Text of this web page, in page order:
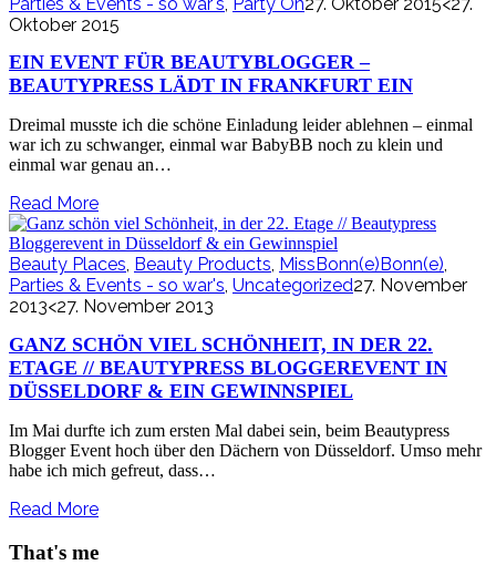
Oktober 2015
EIN EVENT FÜR BEAUTYBLOGGER –
BEAUTYPRESS LÄDT IN FRANKFURT EIN
Dreimal musste ich die schöne Einladung leider ablehnen – einmal
war ich zu schwanger, einmal war BabyBB noch zu klein und
einmal war genau an…
Read More
Beauty Places, Beauty Products, MissBonn(e)Bonn(e),
Parties & Events - so war's, Uncategorized27. November
2013<27. November 2013
GANZ SCHÖN VIEL SCHÖNHEIT, IN DER 22.
ETAGE // BEAUTYPRESS BLOGGEREVENT IN
DÜSSELDORF & EIN GEWINNSPIEL
Im Mai durfte ich zum ersten Mal dabei sein, beim Beautypress
Blogger Event hoch über den Dächern von Düsseldorf. Umso mehr
habe ich mich gefreut, dass…
Read More
That's me